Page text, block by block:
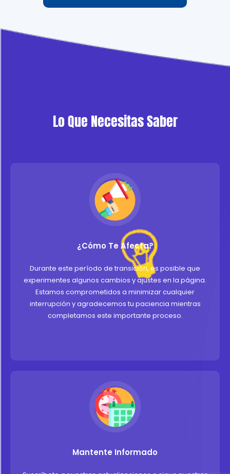
Lo Que Necesitas Saber
¿Cómo Te Afecta?
Durante este período de transición, es posible que
experimentes algunos cambios y ajustes en la página.
Estamos comprometidos a minimizar cualquier
interrupción y agradecemos tu paciencia mientras
completamos este importante proceso.
Mantente Informado